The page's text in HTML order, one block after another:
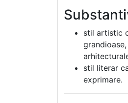
stil artistic
stil literar
exprimare.